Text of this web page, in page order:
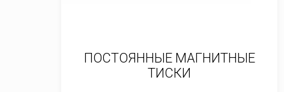
ПОСТОЯННЫЕ МАГНИТНЫЕ
ТИСКИ